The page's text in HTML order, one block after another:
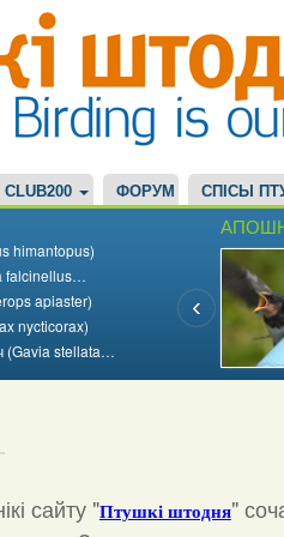
CLUB200 ФОРУМ СПІСЫ
himantopus)
falcinellus…
apiaster)
nycticorax)
(Gavia stellata…
сайту "Птушкі штодня"